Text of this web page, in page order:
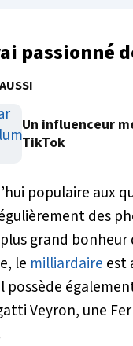
passionné
Un influenceur
TikTok
populaire aux
des
grand bonheur
le milliardaire est
possède
Veyron, une